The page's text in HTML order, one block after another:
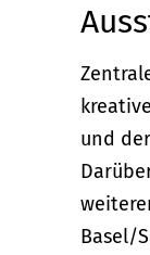
und
Basel/